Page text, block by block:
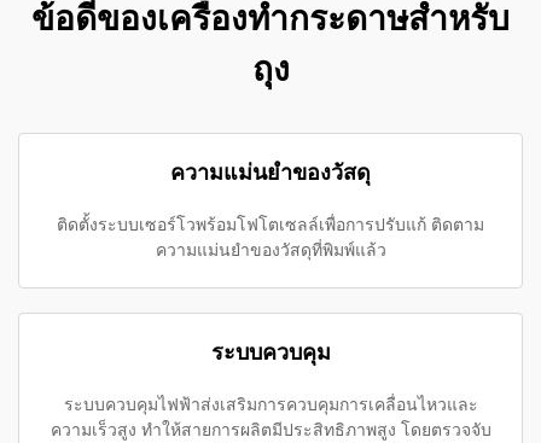
ข้อดีของเครื่องทำกระดาษสำหรับ
ถุง
ความแม่นยำของวัสดุ
ติดตั้งระบบเซอร์โวพร้อมโฟโตเซลล์เพื่อการปรับแก้ ติดตาม
ความแม่นยำของวัสดุที่พิมพ์แล้ว
ระบบควบคุม
ระบบควบคุมไฟฟ้าส่งเสริมการควบคุมการเคลื่อนไหวและ
ความเร็วสูง ทำให้สายการผลิตมีประสิทธิภาพสูง โดยตรวจจับ